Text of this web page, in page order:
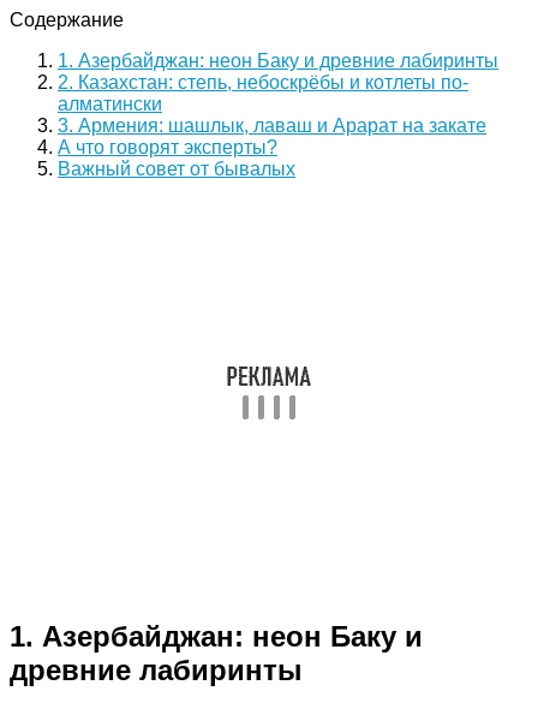
Содержание
1. Азербайджан: неон Баку и древние лабиринты
2. Казахстан: степь, небоскрёбы и котлеты по-
алматински
3. Армения: шашлык, лаваш и Арарат на закате
А что говорят эксперты?
Важный совет от бывалых
1. Азербайджан: неон Баку и
древние лабиринты